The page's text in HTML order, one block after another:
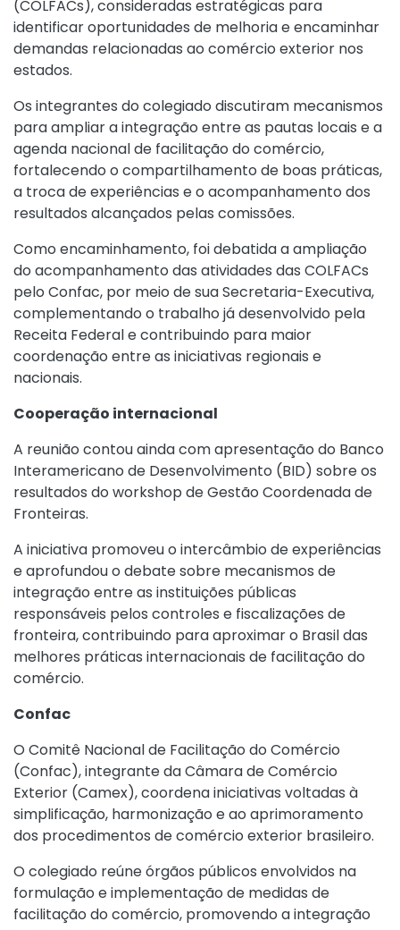
(COLFACs), consideradas estratégicas para
identificar oportunidades de melhoria e encaminhar
demandas relacionadas ao comércio exterior nos
estados.
Os integrantes do colegiado discutiram mecanismos
para ampliar a integração entre as pautas locais e a
agenda nacional de facilitação do comércio,
fortalecendo o compartilhamento de boas práticas,
a troca de experiências e o acompanhamento dos
resultados alcançados pelas comissões.
Como encaminhamento, foi debatida a ampliação
do acompanhamento das atividades das COLFACs
pelo Confac, por meio de sua Secretaria-Executiva,
complementando o trabalho já desenvolvido pela
Receita Federal e contribuindo para maior
coordenação entre as iniciativas regionais e
nacionais.
Cooperação internacional
A reunião contou ainda com apresentação do Banco
Interamericano de Desenvolvimento (BID) sobre os
resultados do workshop de Gestão Coordenada de
Fronteiras.
A iniciativa promoveu o intercâmbio de experiências
e aprofundou o debate sobre mecanismos de
integração entre as instituições públicas
responsáveis pelos controles e fiscalizações de
fronteira, contribuindo para aproximar o Brasil das
melhores práticas internacionais de facilitação do
comércio.
Confac
O Comitê Nacional de Facilitação do Comércio
(Confac), integrante da Câmara de Comércio
Exterior (Camex), coordena iniciativas voltadas à
simplificação, harmonização e ao aprimoramento
dos procedimentos de comércio exterior brasileiro.
O colegiado reúne órgãos públicos envolvidos na
formulação e implementação de medidas de
facilitação do comércio, promovendo a integração